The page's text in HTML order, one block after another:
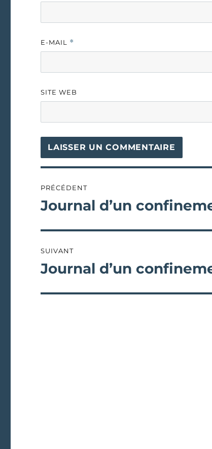
E-MAIL *
SITE WEB
de
PRÉCÉDENT
Publication
Journal d’un
SUIVANT
Publication
Journal d’un